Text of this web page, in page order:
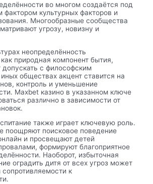
во многом создаётся под
культурных факторов и
Многообразные сообщества
угрозу, новизну и
неопределённость
природная компонент бытия,
допускать с философским
обществах акцент ставится на
контроль и уменьшение
Maxbet казино в указанном ключе
различно в зависимости от
также играет ключевую роль.
поощряют поисковое поведение
и просвещают детей
формируют благоприятное
Наоборот, избыточная
оградить дитя от всех угроз может
сопротивляемости к